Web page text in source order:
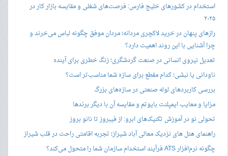
استخدام در کشورهای خلیج فارس: فرصت‌های شغلی و مقایسه بازار کار در
۲۰۲۵
رازهای پنهان در خرید لاکچری مردانه؛ مردان موفق چگونه لباس می‌خرند و
چرا آشنایی با این روند اهمیت دارد؟
تعدیل نیروی انسانی در صنعت گردشگری؛ زنگ خطری برای آینده
ناودانی یا نبشی؛ کدام مقطع برای سازه شما مناسب‌تر است؟
بررسی کاربردهای لوله صنعتی در سازه‌های بزرگ
مزایا و معایب ایمپلنت بایوتم و مقایسه آن با دیگر برندها
تحولی نو در آموزش تکنیک‌های ابرو: از فیبروز تا نانو بروز
راهنمای هتل های نزدیک معالی آباد شیراز؛ تجربه اقامتی راحت در قلب شیراز
چگونه نرم‌افزار ATS فرآیند استخدام سازمان شما را متحول می‌کند؟